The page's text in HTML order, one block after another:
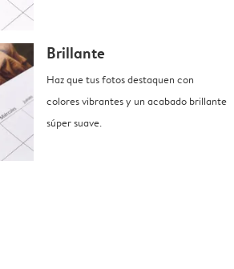
Brillante
Haz que tus fotos destaquen con
colores vibrantes y un acabado brillante
súper suave.